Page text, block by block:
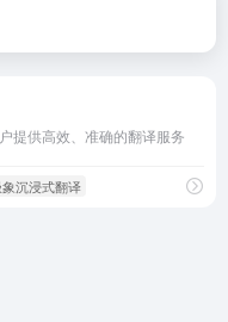
提供高效、准确的翻译服务
沉浸式翻译